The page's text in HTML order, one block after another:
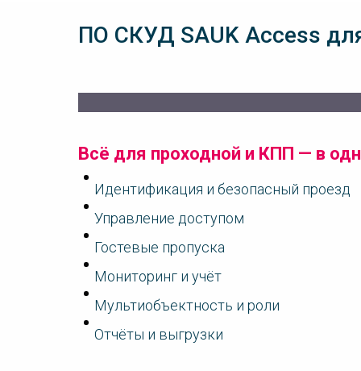
ПО СКУД SAUK Access
Всё для проходной и КПП — в
Идентификация и безопасный проезд
Управление доступом
Гостевые пропуска
Мониторинг и учёт
Мультиобъектность и роли
Отчёты и выгрузки